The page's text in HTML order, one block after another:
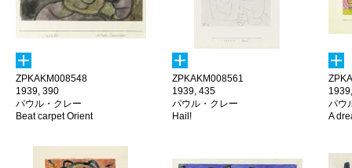
ZPKAKM008548
1939, 390
パウル・クレー
Beat carpet Orient
ZPKAKM008561
1939, 435
パウル・クレー
Hail!
パウ
A